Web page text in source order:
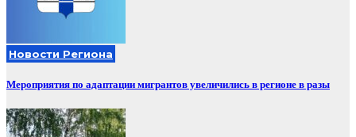
Новости Региона
Мероприятия по адаптации мигрантов увеличились в регионе в разы